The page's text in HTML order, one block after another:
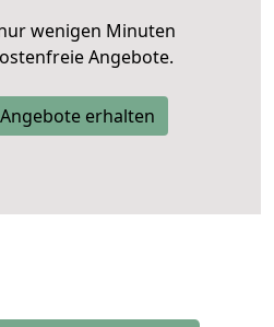
wenigen Minuten
Angebote.
erhalten